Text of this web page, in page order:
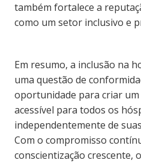
também fortalece a
como um setor inclusivo e
Em resumo, a inclusão na
uma questão de
oportunidade para criar
acessível para todos os
independentemente de
Com o compromisso
conscientização crescente,